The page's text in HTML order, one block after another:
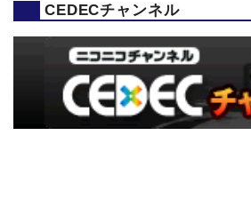
CEDECチャンネル